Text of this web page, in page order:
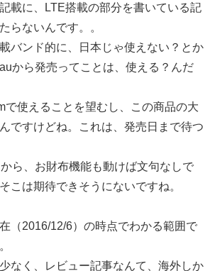
載に、LTE搭載の部分を書いている記
らないんです。。
バンド的に、日本じゃ使えない？とか
から発売ってことは、使える？んだ
で使えることを望むし、この商品の大
ですけどね。これは、発売日まで待つ
ら、お財布機能も動けば文句なしで
こは期待できそうにないですね。
（2016/12/6）の時点でわかる範囲で
なく、レビュー記事なんて、海外しか